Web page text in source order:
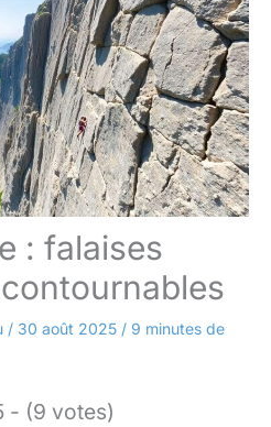
: falaises
/ 30 août 2025 / 9 minutes de
- (9 votes)